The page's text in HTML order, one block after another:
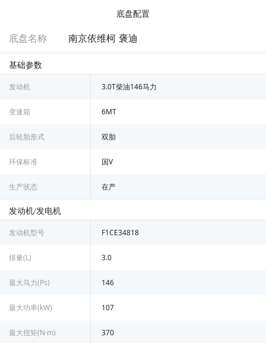
底盘配置
底盘名称 南京依维柯 褒迪
基础参数
发动机 3.0T柴油146马力
变速箱 6MT
后轮胎形式 双胎
环保标准 国V
生产状态 在产
发动机/发电机
发动机型号 F1CE34818
排量(L) 3.0
最大马力(Ps) 146
最大功率(kW) 107
最大扭矩(N·m) 370